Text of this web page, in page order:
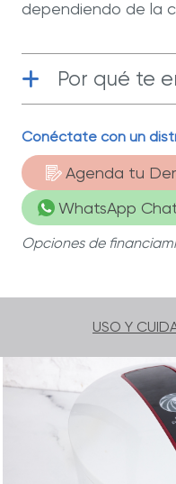
dependiendo de la
Por qué te
Funcional|
elimina
otras
Acero
cocina.
Conéctate con un
Agenda tu
WhatsApp
Opciones de
USO Y